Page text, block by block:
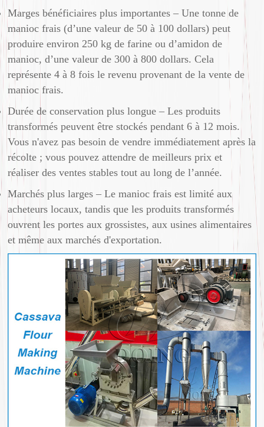
Marges bénéficiaires plus importantes – Une tonne de
manioc frais (d’une valeur de 50 à 100 dollars) peut
produire environ 250 kg de farine ou d’amidon de
manioc, d’une valeur de 300 à 800 dollars. Cela
représente 4 à 8 fois le revenu provenant de la vente de
manioc frais.
Durée de conservation plus longue – Les produits
transformés peuvent être stockés pendant 6 à 12 mois.
Vous n'avez pas besoin de vendre immédiatement après la
récolte ; vous pouvez attendre de meilleurs prix et
réaliser des ventes stables tout au long de l’année.
Marchés plus larges – Le manioc frais est limité aux
acheteurs locaux, tandis que les produits transformés
ouvrent les portes aux grossistes, aux usines alimentaires
et même aux marchés d'exportation.